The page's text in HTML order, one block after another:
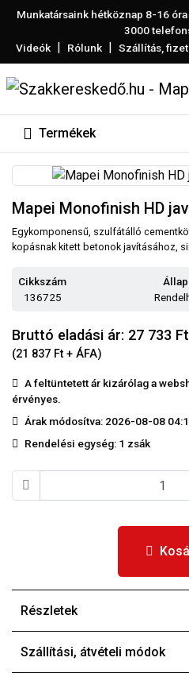
Munkatársaink hétköznap 8-16
3000
Videók | Rólunk | Szállítás,
Termékek
Mapei Monofinish HD
Egykomponensű, szulfátálló
kopásnak kitett betonok javításához,
Cikkszám
136725
Bruttó eladási ár: 27 733
(21 837 Ft + ÁFA)
A feltüntetett ár kizárólag a
érvényes.
Árak módosítva: 2026-08-08
Rendelési egység: 1 zsák
Részletek
Szállítási, átvételi módok